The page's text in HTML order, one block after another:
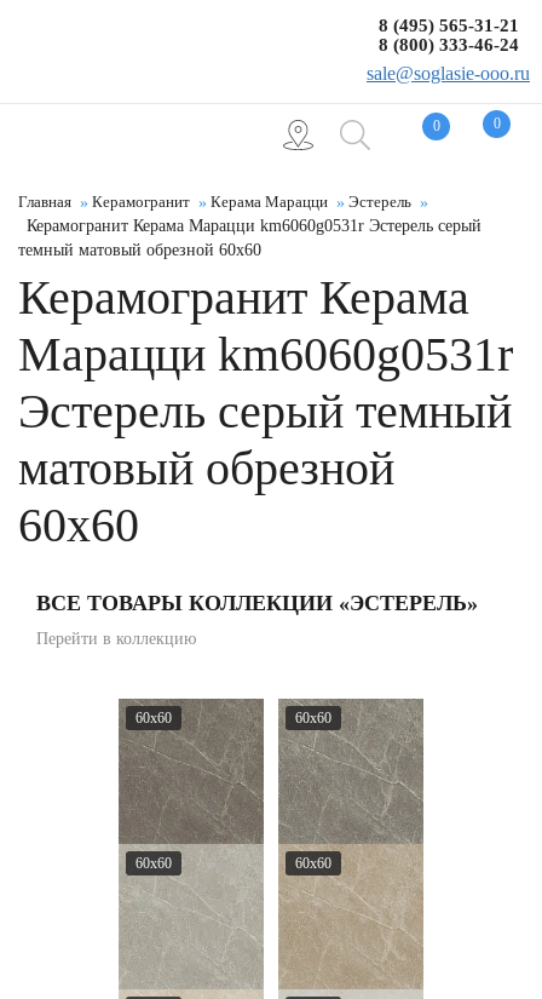
0 0
8 (495) 565-31-21
8 (800) 333-46-24
sale@soglasie-ooo.ru
Главная Керамогранит Керама Марацци
Эстерель
Керамогранит Керама Марацци km6060g0531r Эстерель серый
темный матовый обрезной 60x60
Керамогранит Керама
Марацци km6060g0531r
Эстерель серый темный
матовый обрезной
60x60
ВСЕ ТОВАРЫ КОЛЛЕКЦИИ «ЭСТЕРЕЛЬ»
Перейти в коллекцию
60x60 60x60
60x60 60x60